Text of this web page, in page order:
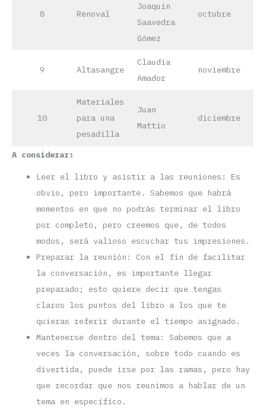
8 Renoval
Joaquín
Saavedra
Gómez
octubre
9 Altasangre
Claudia
Amador
noviembre
10
Materiales
para una
pesadilla
Juan
Mattio
diciembre
A considerar:
Leer el libro y asistir a las reuniones: Es
obvio, pero importante. Sabemos que habrá
momentos en que no podrás terminar el libro
por completo, pero creemos que, de todos
modos, será valioso escuchar tus impresiones.
Preparar la reunión: Con el fin de facilitar
la conversación, es importante llegar
preparado; esto quiere decir que tengas
claros los puntos del libro a los que te
quieras referir durante el tiempo asignado.
Mantenerse dentro del tema: Sabemos que a
veces la conversación, sobre todo cuando es
divertida, puede irse por las ramas, pero hay
que recordar que nos reunimos a hablar de un
tema en específico.